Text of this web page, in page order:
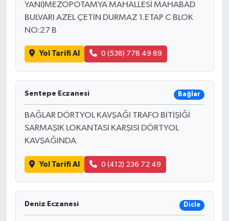
YANI)MEZOPOTAMYA MAHALLESİ MAHABAD
BULVARI AZEL ÇETİN DURMAZ 1.ETAP C BLOK
NO:27 B
Yol Tarifi Al 0 (538) 778 49 89
Sentepe Eczanesi Bağlar
BAĞLAR DÖRTYOL KAVŞAĞI TRAFO BİTİŞİĞİ
SARMAŞIK LOKANTASI KARŞISI DÖRTYOL
KAVŞAĞINDA
Yol Tarifi Al 0 (412) 236 72 49
Deniz Eczanesi Dicle